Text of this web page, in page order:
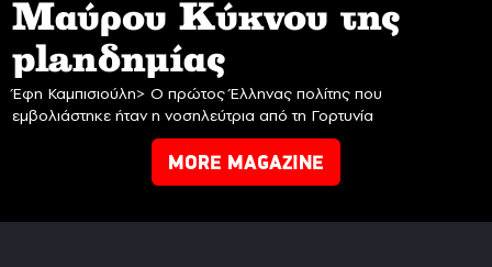
Mαύρου Κύκνου της
planδημίας
Έφη Καμπισιούλη> Ο πρώτος Έλληνας πολίτης που
εμβολιάστηκε ήταν η νοσηλεύτρια από τη Γορτυνία
MORE MAGAZINE